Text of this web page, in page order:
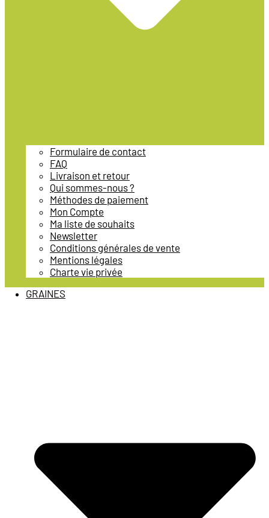
Formulaire de contact
FAQ
Livraison et retour
Qui sommes-nous ?
Méthodes de paiement
Mon Compte
Ma liste de souhaits
Newsletter
Conditions générales de vente
Mentions légales
Charte vie privée
GRAINES